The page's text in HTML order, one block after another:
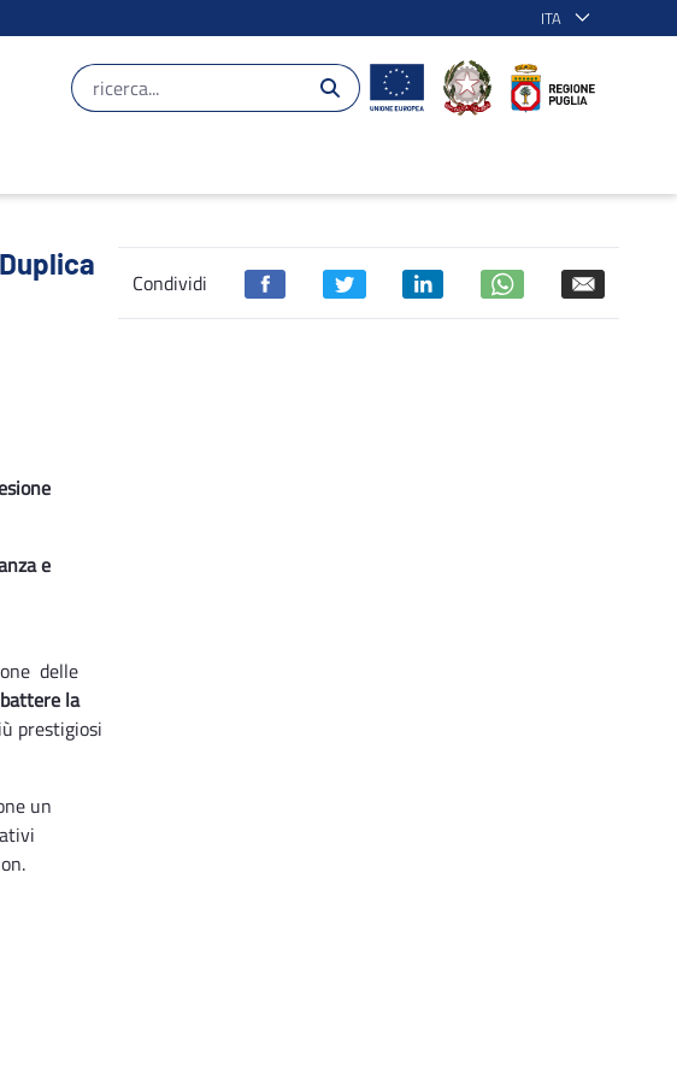
ITA
1 - POR Puglia 2014-2020
e
delle
la
prestigiosi
un
Condividi